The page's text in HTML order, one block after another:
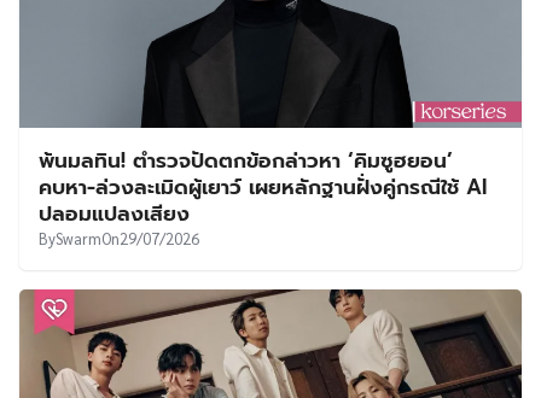
พ้นมลทิน! ตำรวจปัดตกข้อกล่าวหา ‘คิมซูฮยอน’
คบหา-ล่วงละเมิดผู้เยาว์ เผยหลักฐานฝั่งคู่กรณีใช้ AI
ปลอมแปลงเสียง
BySwarmOn29/07/2026